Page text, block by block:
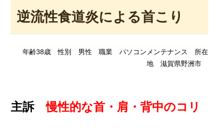
逆流性食道炎による首こり
年齢38歳 性別 男性 職業 パソコンメンテナンス 所在
地 滋賀県野洲市
主訴慢性的な首・肩・背中のコリ